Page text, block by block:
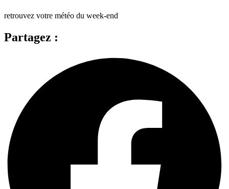
retrouvez votre météo du week-end
Partagez :